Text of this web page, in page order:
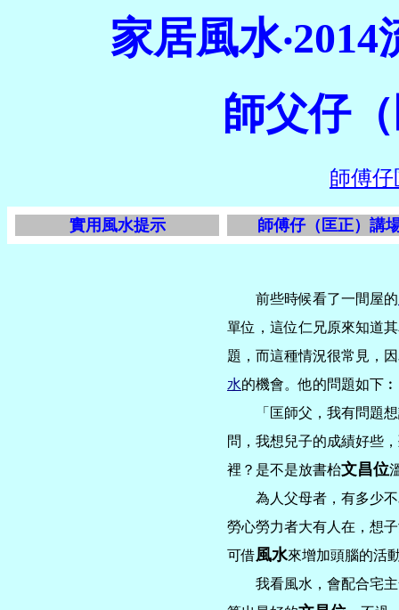
家居風水
師父仔（
師傅仔
實用風水提示 師傅仔（匡正）講
前些時候看了一間屋的
單位，這位仁兄原來知道
題，而這種情況很常見，
水的機會。他的問題如下︰
「匡師父，我有問題想
問，我想兒子的成績好些
裡？是不是放書枱文昌位
為人父母者，有多少不
勞心勞力者大有人在，想
可借風水來增加頭腦的活
我看風水，會配合宅主